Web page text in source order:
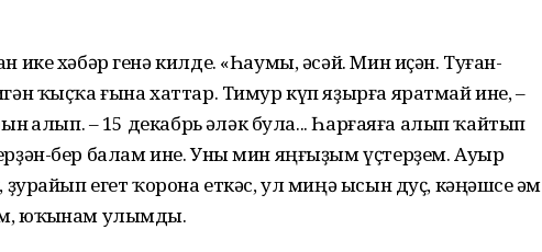
ике хәбәр генә килде. «Һаумы, әсәй. Мин иҫән. Туған-
ҡыҫҡа ғына хаттар. Тимур күп яҙырға яратмай ине, –
һалып. – 15 декабрь һәләк була... Һарғаяға алып ҡайтып
бер балам ине. Уны мин яңғыҙым үҫтерҙем. Ауыр
ҙурайып егет ҡорона еткәс, ул миңә ысын дуҫ, кәңәшсе һәм
юҡһынам улымды.